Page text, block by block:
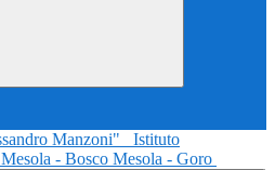
Istituto
Mesola - Bosco Mesola - Goro